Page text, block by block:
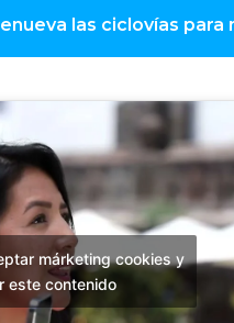
las ciclovías
márketing cookies y
este contenido